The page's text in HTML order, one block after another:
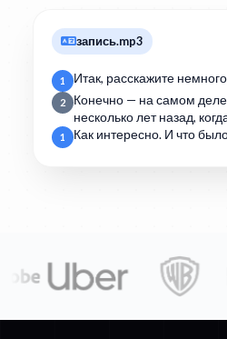
запись.mp3
1 Итак, расскажите
2
Конечно — на самом
несколько лет назад,
1 Как интересно. И что